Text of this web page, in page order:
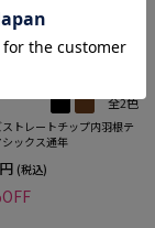
全2色
トレートチップ内羽根テ
ックス通年
(税込)